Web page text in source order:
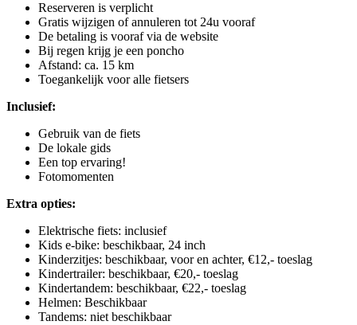
Reserveren is verplicht
Gratis wijzigen of annuleren tot 24u vooraf
De betaling is vooraf via de website
Bij regen krijg je een poncho
Afstand: ca. 15 km
Toegankelijk voor alle fietsers
Inclusief:
Gebruik van de fiets
De lokale gids
Een top ervaring!
Fotomomenten
Extra opties:
Elektrische fiets: inclusief
Kids e-bike: beschikbaar, 24 inch
Kinderzitjes: beschikbaar, voor en achter, €12,- toeslag
Kindertrailer: beschikbaar, €20,- toeslag
Kindertandem: beschikbaar, €22,- toeslag
Helmen: Beschikbaar
Tandems: niet beschikbaar